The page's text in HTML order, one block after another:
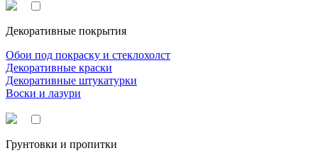
Декоративные покрытия
Обои под покраску и стеклохолст
Декоративные краски
Декоративные штукатурки
Воски и лазури
Грунтовки и пропитки